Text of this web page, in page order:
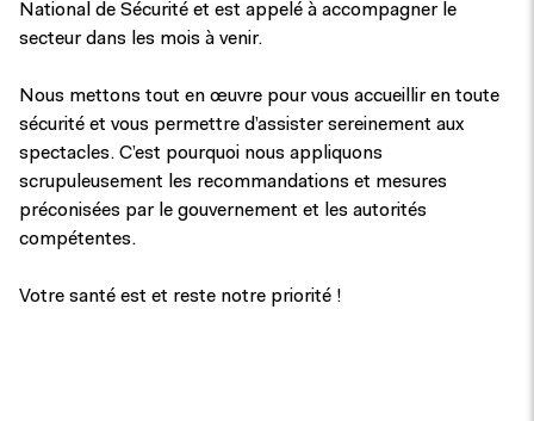
National de Sécurité et est appelé à accompagner le
secteur dans les mois à venir.
Nous mettons tout en œuvre pour vous accueillir en toute
sécurité et vous permettre d’assister sereinement aux
spectacles. C’est pourquoi nous appliquons
scrupuleusement les recommandations et mesures
préconisées par le gouvernement et les autorités
compétentes.
Votre santé est et reste notre priorité !